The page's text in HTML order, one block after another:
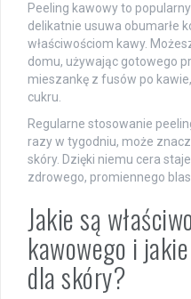
Peeling kawowy to
delikatnie usuwa obumarłe
właściwościom kawy.
domu, używając gotowego
mieszankę z fusów po
cukru.
Regularne stosowanie
razy w tygodniu, może
skóry. Dzięki niemu cera
zdrowego, promiennego
Jakie są
kawowego i
dla skóry?